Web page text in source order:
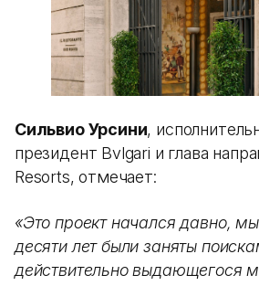
Сильвио Урсини,
президент Bvlgari и глава
Resorts, отмечает:
«Это проект начался давно,
десяти лет были заняты
действительно выдающегося